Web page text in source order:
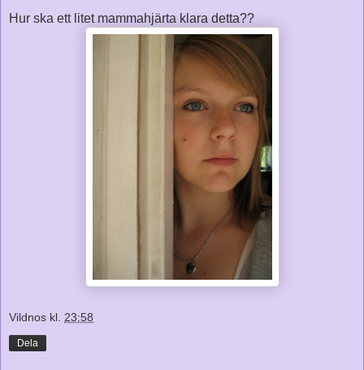
Hur ska ett litet mammahjärta klara detta??
Vildnos kl. 23:58
Dela